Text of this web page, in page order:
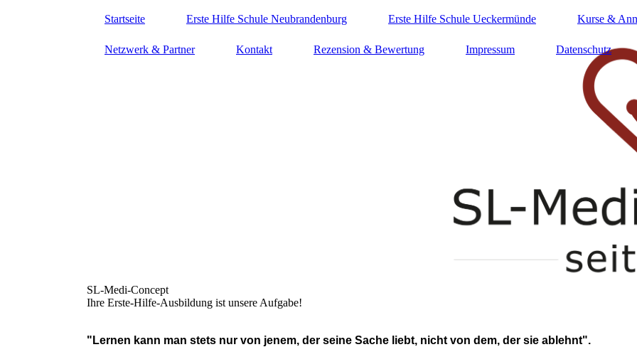
Startseite Erste Hilfe Schule Neubrandenburg Erste Hilfe Schule Ueckermünde Kurse &
Netzwerk & Partner Kontakt Rezension & Bewertung Impressum Datenschutz
SL-Medi-Concept
Ihre Erste-Hilfe-Ausbildung ist unsere Aufgabe!
"Lernen kann man stets nur von jenem, der seine Sache liebt, nicht von dem, der sie ablehnt".